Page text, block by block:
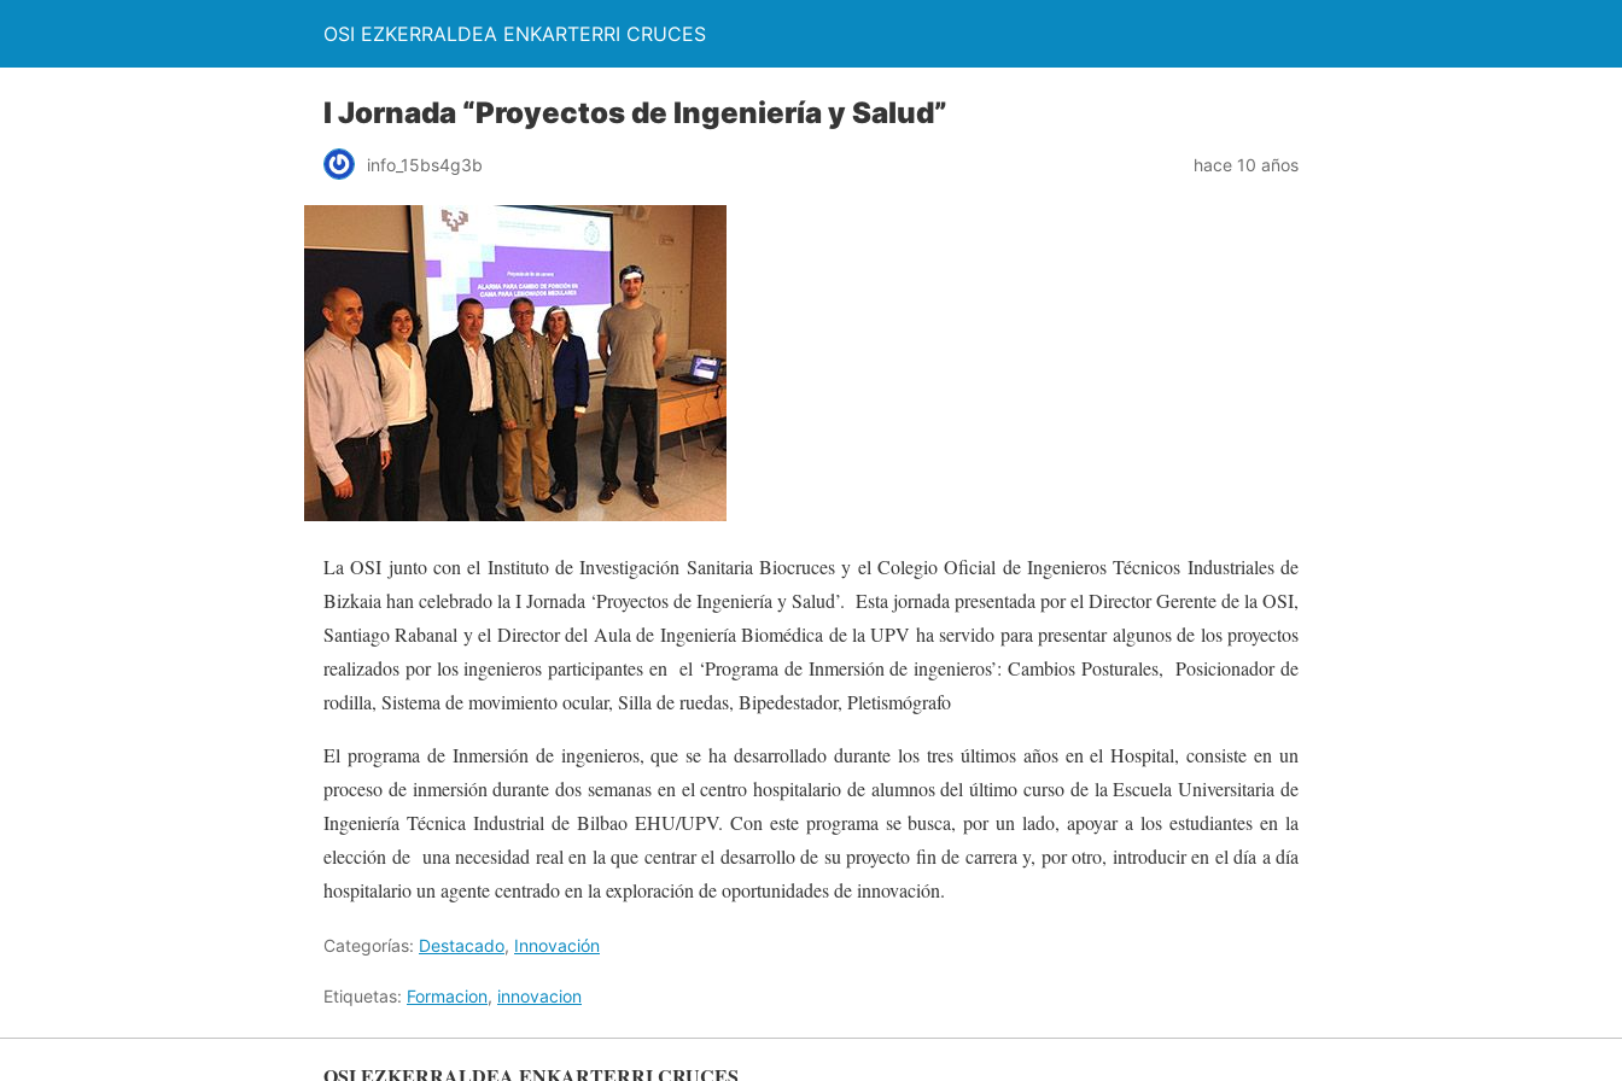
OSI EZKERRALDEA ENKARTERRI CRUCES
I Jornada “Proyectos de Ingeniería y Salud”
info_15bs4g3b hace 10 años
La OSI junto con el Instituto de Investigación Sanitaria Biocruces y el Colegio Oficial de Ingenieros Técnicos Industriales de
Bizkaia han celebrado la I Jornada ‘Proyectos de Ingeniería y Salud’. Esta jornada presentada por el Director Gerente de la OSI,
Santiago Rabanal y el Director del Aula de Ingeniería Biomédica de la UPV ha servido para presentar algunos de los proyectos
realizados por los ingenieros participantes en el ‘Programa de Inmersión de ingenieros’: Cambios Posturales, Posicionador de
rodilla, Sistema de movimiento ocular, Silla de ruedas, Bipedestador, Pletismógrafo
El programa de Inmersión de ingenieros, que se ha desarrollado durante los tres últimos años en el Hospital, consiste en un
proceso de inmersión durante dos semanas en el centro hospitalario de alumnos del último curso de la Escuela Universitaria de
Ingeniería Técnica Industrial de Bilbao EHU/UPV. Con este programa se busca, por un lado, apoyar a los estudiantes en la
elección de una necesidad real en la que centrar el desarrollo de su proyecto fin de carrera y, por otro, introducir en el día a día
hospitalario un agente centrado en la exploración de oportunidades de innovación.
Categorías: Destacado, Innovación
Etiquetas: Formacion, innovacion